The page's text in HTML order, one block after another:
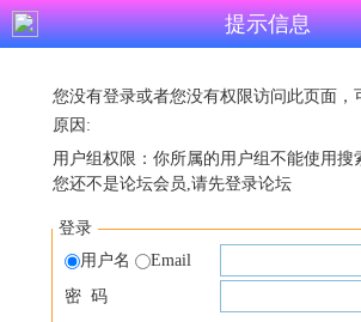
提示信息
您没有登录或者您没有权限访问此页面，
原因:
用户组权限：你所属的用户组不能使用搜
您还不是论坛会员,请先登录论坛
登录
用户名
Email
密 码